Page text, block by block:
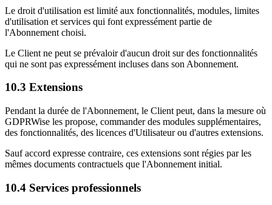
Le droit d'utilisation est limité aux fonctionnalités, modules, limites
d'utilisation et services qui font expressément partie de
l'Abonnement choisi.
Le Client ne peut se prévaloir d'aucun droit sur des fonctionnalités
qui ne sont pas expressément incluses dans son Abonnement.
10.3 Extensions
Pendant la durée de l'Abonnement, le Client peut, dans la mesure où
GDPRWise les propose, commander des modules supplémentaires,
des fonctionnalités, des licences d'Utilisateur ou d'autres extensions.
Sauf accord expresse contraire, ces extensions sont régies par les
mêmes documents contractuels que l'Abonnement initial.
10.4 Services professionnels